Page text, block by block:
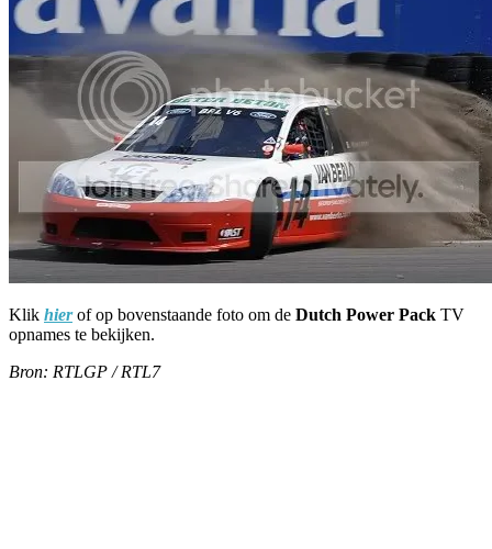
Klik hierof op bovenstaande foto om de Dutch Power Pack TV
opnames te bekijken.
Bron: RTLGP / RTL7